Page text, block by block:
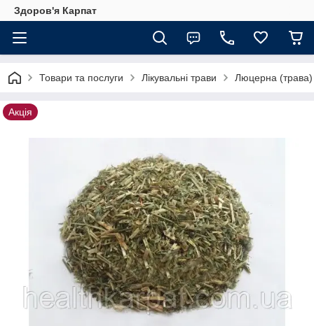
Здоров'я Карпат
Товари та послуги Лікувальні трави Люцерна (трава)
Акція